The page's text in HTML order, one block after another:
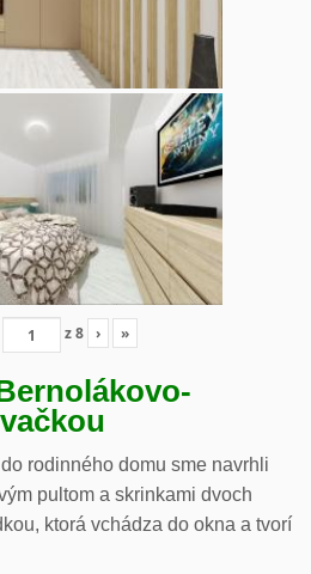
z8 › »
rodinného domu sme navrhli
pultom a skrinkami dvoch
ktorá vchádza do okna a tvorí